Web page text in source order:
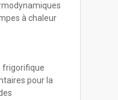
à chaleur
frigorifique
pour la